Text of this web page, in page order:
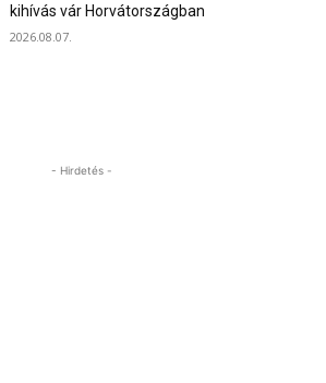
kihívás vár Horvátországban
2026.08.07.
- Hirdetés -